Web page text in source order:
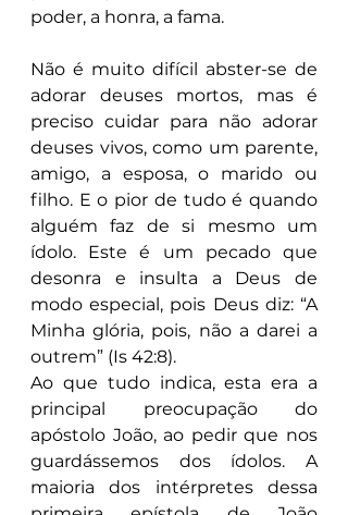
poder, a honra, a fama.
Não é muito difícil abster-se de
adorar deuses mortos, mas é
preciso cuidar para não adorar
deuses vivos, como um parente,
amigo, a esposa, o marido ou
filho. E o pior de tudo é quando
alguém faz de si mesmo um
ídolo. Este é um pecado que
desonra e insulta a Deus de
modo especial, pois Deus diz: “A
Minha glória, pois, não a darei a
outrem” (Is 42:8).
Ao que tudo indica, esta era a
principal preocupação do
apóstolo João, ao pedir que nos
guardássemos dos ídolos. A
maioria dos intérpretes dessa